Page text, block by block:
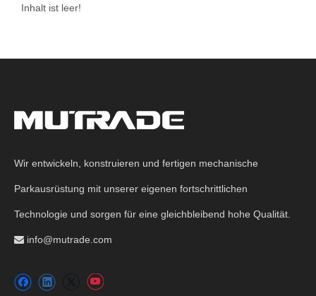
Inhalt ist leer!
Wir entwickeln, konstruieren und fertigen mechanische
Parkausrüstung mit unserer eigenen fortschrittlichen
Technologie und sorgen für eine gleichbleibend hohe Qualität.
 info@mutrade.com